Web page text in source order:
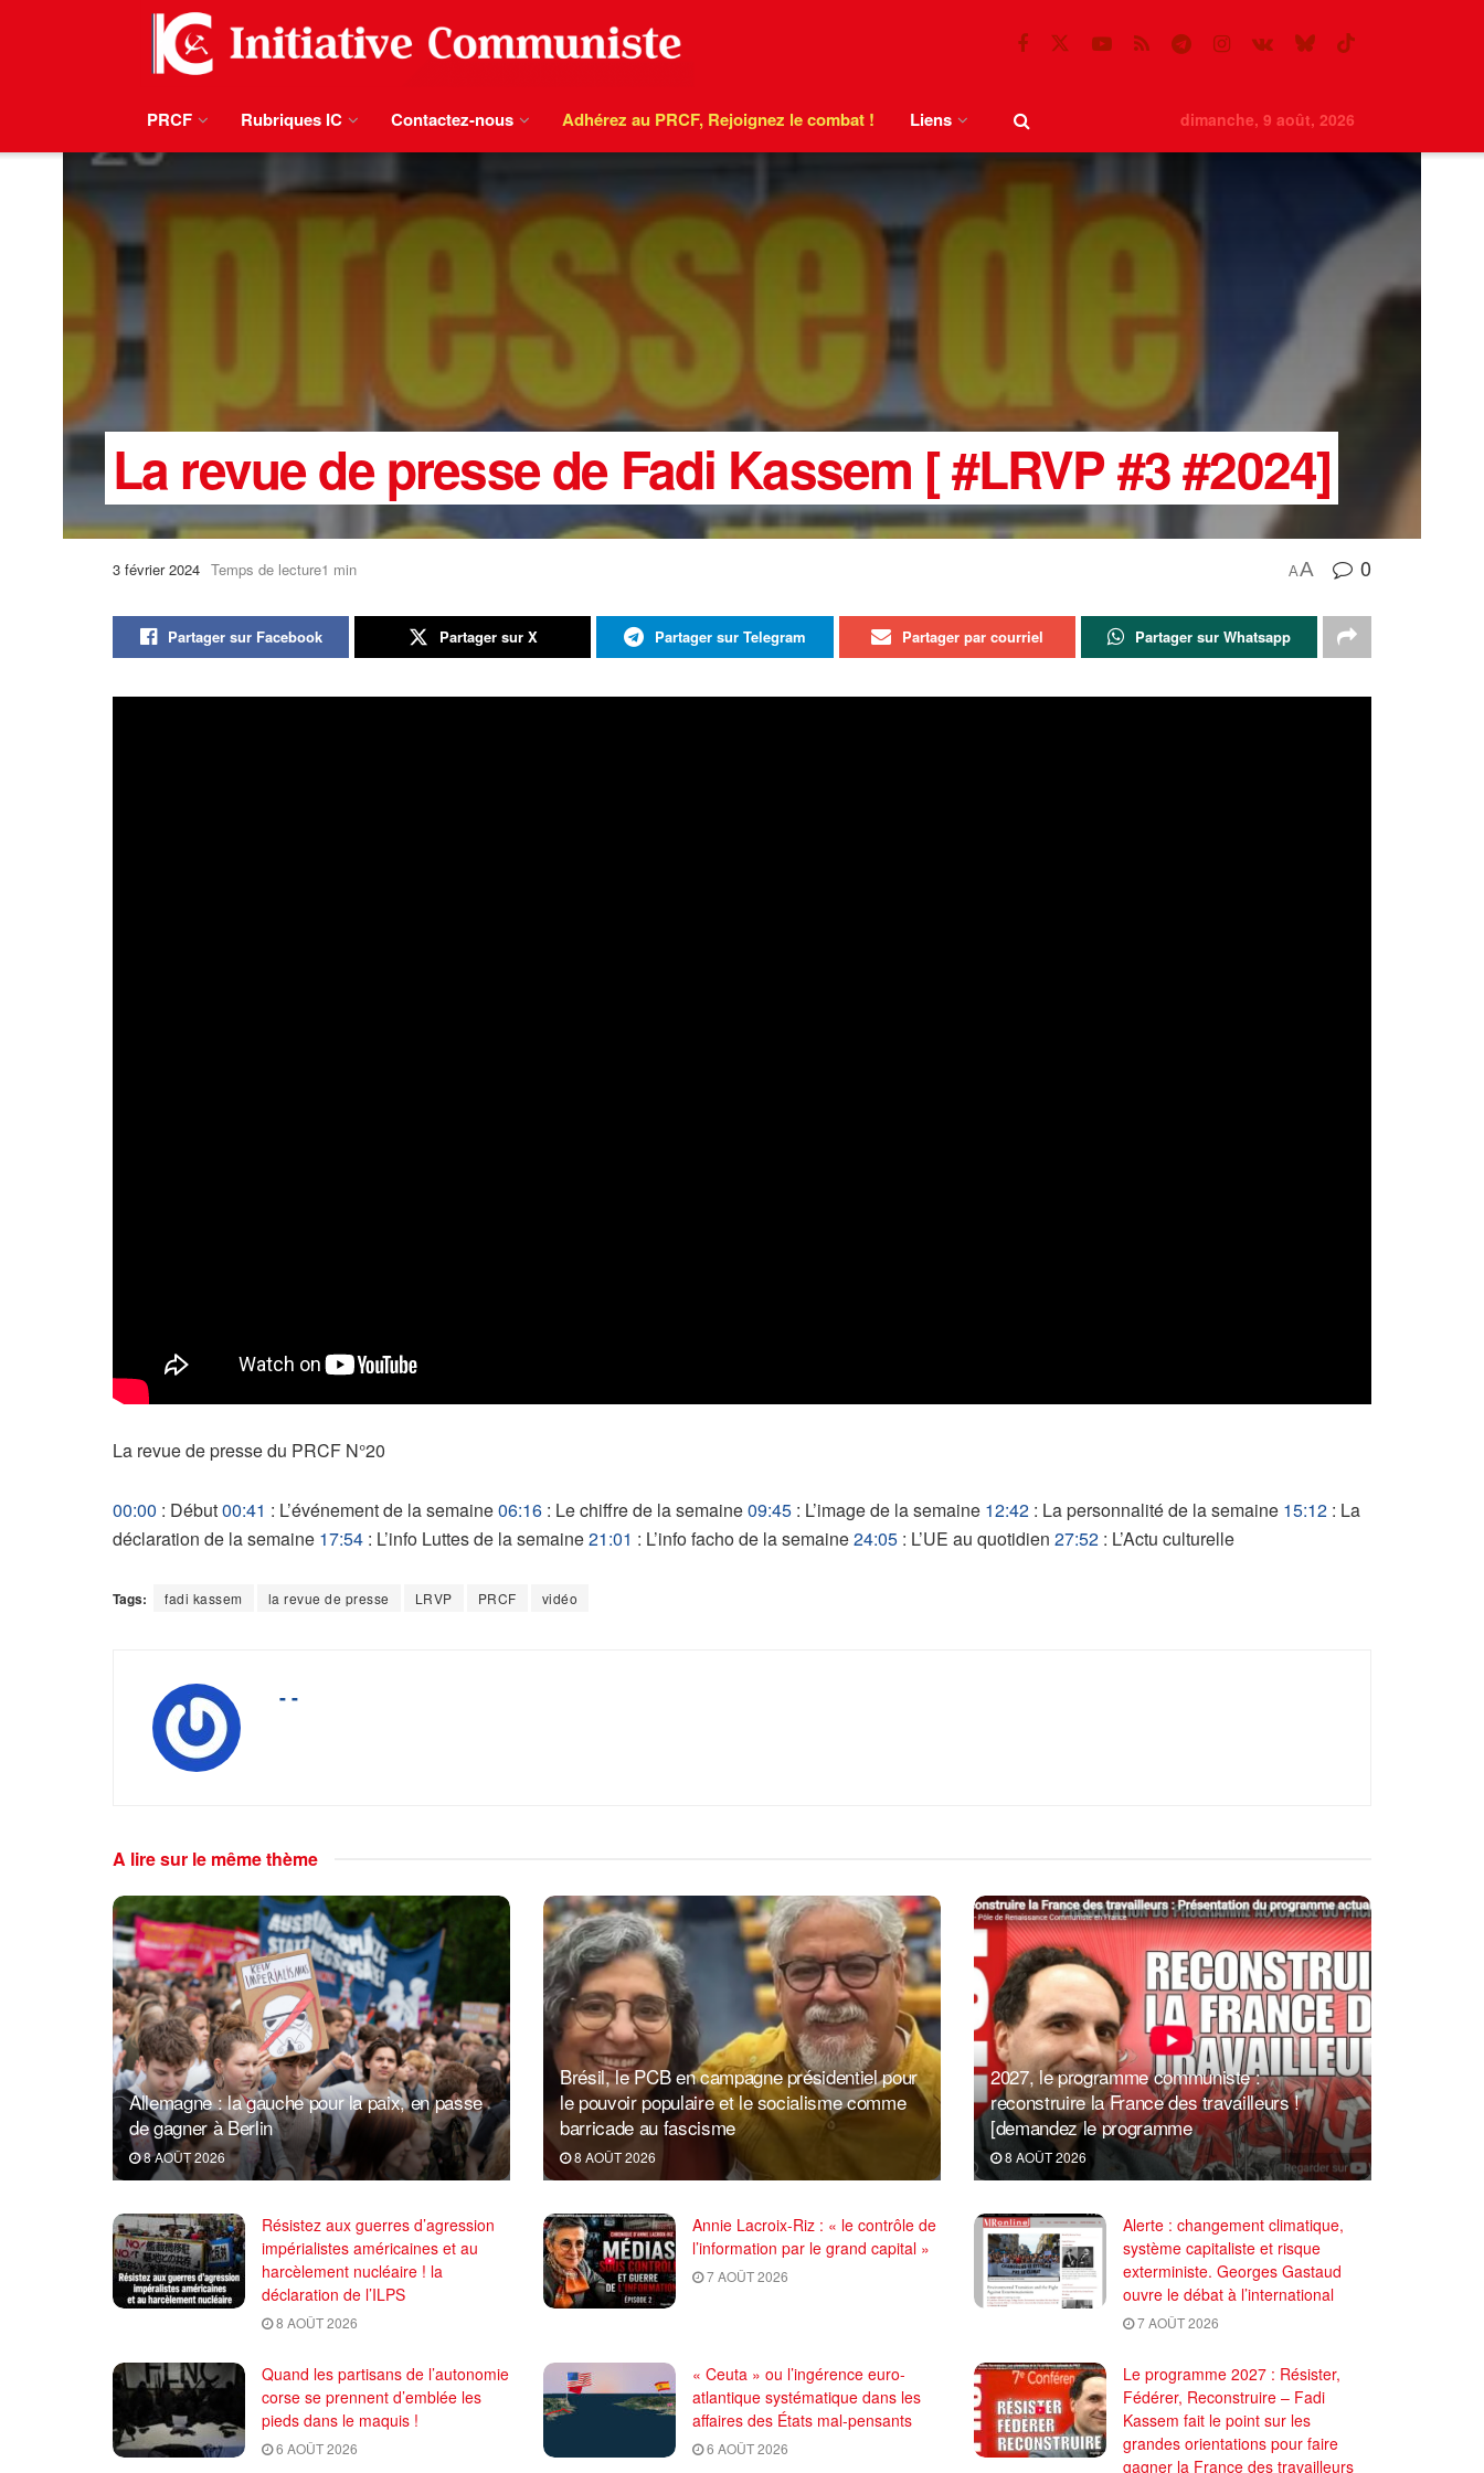
PRCF Rubriques IC Contactez-nous Adhérez au PRCF, Rejoignez le combat ! Liens dimanche, 9 août, 2026
La revue de presse de Fadi Kassem [ #LRVP #3 #2024]
3 février 2024 Temps de lecture1 min AA 0
Partager sur Facebook Partager sur X Partager sur Telegram Partager par courriel Partager sur Whatsapp
La revue de presse du PRCF N°20
00:00 : Début00:41 : L’événement de la semaine06:16 : Le chiffre de la semaine09:45 : L’image de la semaine 12:42 : La personnalité de la semaine 15:12 : La
déclaration de la semaine 17:54 : L’info Luttes de la semaine21:01 : L’info facho de la semaine24:05 : L’UE au quotidien 27:52 : L’Actu culturelle
Tags: fadi kassem la revue de presse LRVP PRCF vidéo
- -
A lire sur le même thème
Allemagne : la gauche pour la paix, en passe
de gagner à Berlin
8 AOÛT 2026
Brésil, le PCB en campagne présidentiel pour
le pouvoir populaire et le socialisme comme
barricade au fascisme
8 AOÛT 2026
2027, le programme communiste :
reconstruire la France des travailleurs !
[demandez le programme
8 AOÛT 2026
Résistez aux guerres d’agression
impérialistes américaines et au
harcèlement nucléaire ! la
déclaration de l’ILPS
8 AOÛT 2026
Annie Lacroix-Riz : « le contrôle de
l’information par le grand capital »
7 AOÛT 2026
Alerte : changement climatique,
système capitaliste et risque
exterministe. Georges Gastaud
ouvre le débat à l’international
7 AOÛT 2026
Quand les partisans de l’autonomie
corse se prennent d’emblée les
pieds dans le maquis !
6 AOÛT 2026
« Ceuta » ou l’ingérence euro-
atlantique systématique dans les
affaires des États mal-pensants
6 AOÛT 2026
Le programme 2027 : Résister,
Fédérer, Reconstruire – Fadi
Kassem fait le point sur les
grandes orientations pour faire
gagner la France des travailleurs